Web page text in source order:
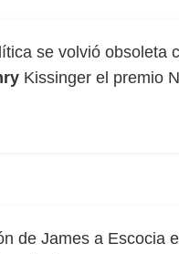
se volvió obsoleta
Kissinger el premio
de James a Escocia